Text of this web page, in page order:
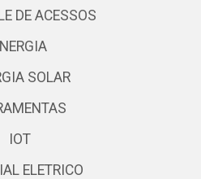
DE ACESSOS
SOLAR
IOT
ELETRICO